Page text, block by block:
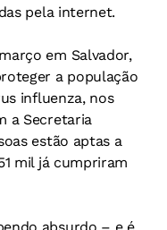
pela internet.
em Salvador,
a população
influenza, nos
a Secretaria
estão aptas a
mil já cumpriram